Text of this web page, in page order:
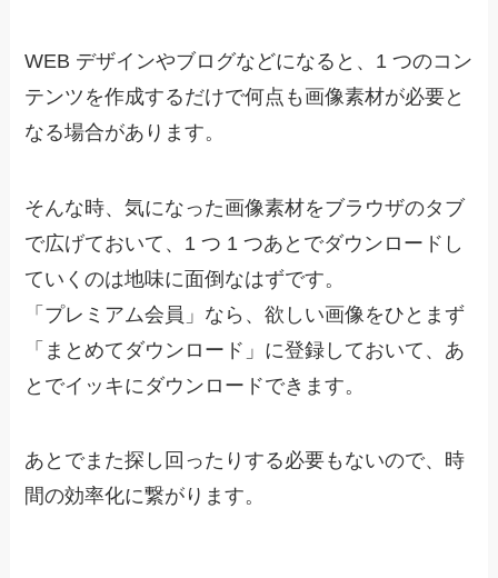
WEB デザインやブログなどになると、1 つのコン
テンツを作成するだけで何点も画像素材が必要と
なる場合があります。
そんな時、気になった画像素材をブラウザのタブ
で広げておいて、1 つ 1 つあとでダウンロードし
ていくのは地味に面倒なはずです。
「プレミアム会員」なら、欲しい画像をひとまず
「まとめてダウンロード」に登録しておいて、あ
とでイッキにダウンロードできます。
あとでまた探し回ったりする必要もないので、時
間の効率化に繋がります。